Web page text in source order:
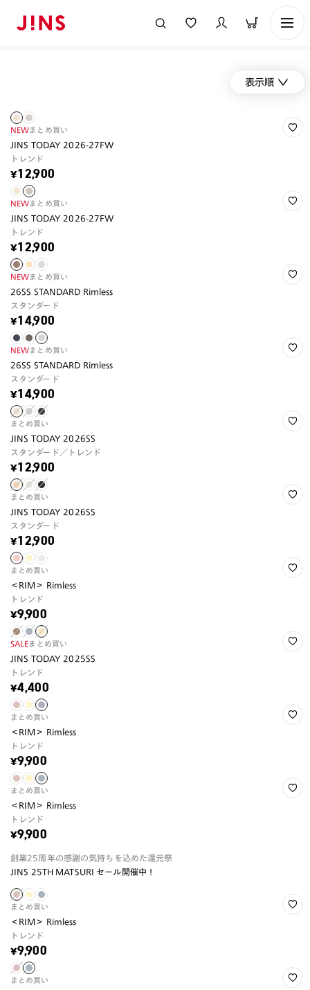
表示順
NEWまとめ買い
JINS TODAY 2026-27FW
トレンド
¥12,900
NEWまとめ買い
JINS TODAY 2026-27FW
トレンド
¥12,900
NEWまとめ買い
26SS STANDARD Rimless
スタンダード
¥14,900
NEWまとめ買い
26SS STANDARD Rimless
スタンダード
¥14,900
まとめ買い
JINS TODAY 2026SS
スタンダード／トレンド
¥12,900
まとめ買い
JINS TODAY 2026SS
スタンダード
¥12,900
まとめ買い
＜RIM＞ Rimless
トレンド
¥9,900
SALEまとめ買い
JINS TODAY 2025SS
トレンド
¥4,400
まとめ買い
＜RIM＞ Rimless
トレンド
¥9,900
まとめ買い
＜RIM＞ Rimless
トレンド
¥9,900
創業25周年の感謝の気持ちを込めた還元祭
JINS 25TH MATSURI セール開催中！
まとめ買い
＜RIM＞ Rimless
トレンド
¥9,900
まとめ買い